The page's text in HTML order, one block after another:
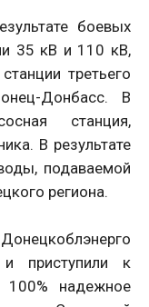
боевых
35 кВ и 110 кВ,
третьего
Донбасс. В
станция,
В результате
подаваемой
региона.
и приступили к
надежное